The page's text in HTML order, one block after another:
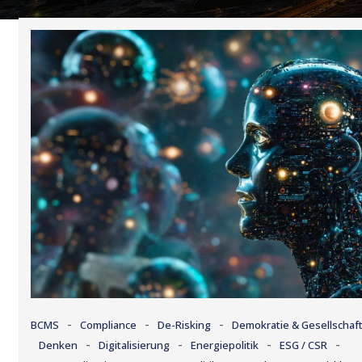
BCMS - Compliance - De-Risking -
Demokratie & Gesellschaft
Denken
- Digitalisierung - Energiepolitik - ESG / CSR -